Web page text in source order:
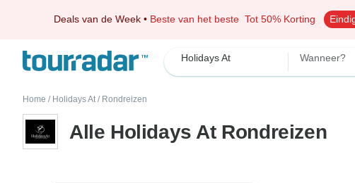
Deals van de Week • Beste van het beste Tot 50% Korting
Holidays At Wanneer?
Home / Holidays At / Rondreizen
Alle Holidays At Rondreizen